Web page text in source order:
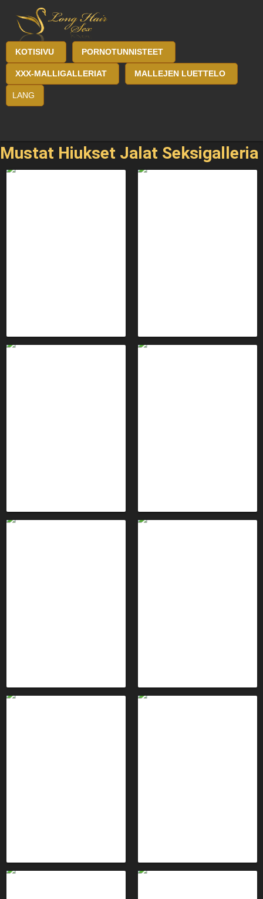
KOTISIVU PORNOTUNNISTEET
XXX-MALLIGALLERIAT MALLEJEN LUETTELO
LANG
Mustat Hiukset Jalat Seksigalleria